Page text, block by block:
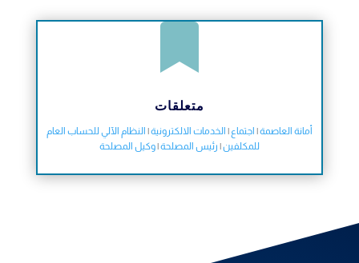

متعلقات
أمانة العاصمة| اجتماع | الخدمات الالكترونية| النظام الآلي للحساب العام
للمكلفين| رئيس المصلحة|وكيل المصلحة